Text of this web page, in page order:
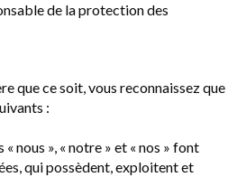
de la protection des
que ce soit, vous reconnaissez que
:
nous », « notre » et « nos » font
qui possèdent, exploitent et